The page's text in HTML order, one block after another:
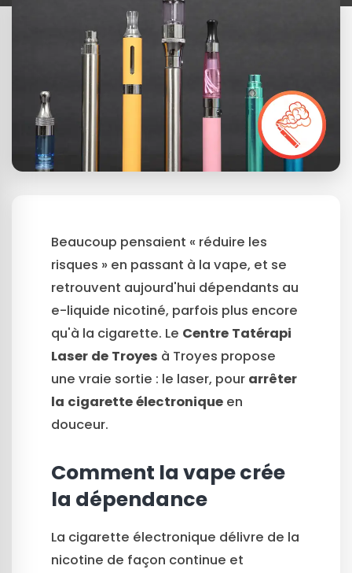
Beaucoup pensaient « réduire les
risques » en passant à la vape, et se
retrouvent aujourd'hui dépendants au
e-liquide nicotiné, parfois plus encore
qu'à la cigarette. Le Centre Tatérapi
Laser de Troyes à Troyes propose
une vraie sortie : le laser, pour arrêter
la cigarette électronique en
douceur.
Comment la vape crée
la dépendance
La cigarette électronique délivre de la
nicotine de façon continue et